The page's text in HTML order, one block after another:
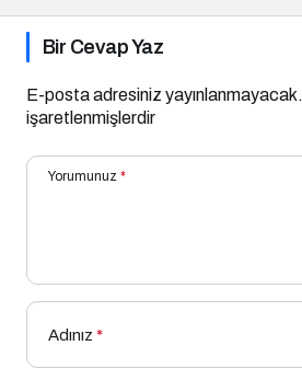
Bir Cevap Yaz
E-posta adresiniz yayınlanmayacak.
işaretlenmişlerdir
Yorumunuz *
Adınız *